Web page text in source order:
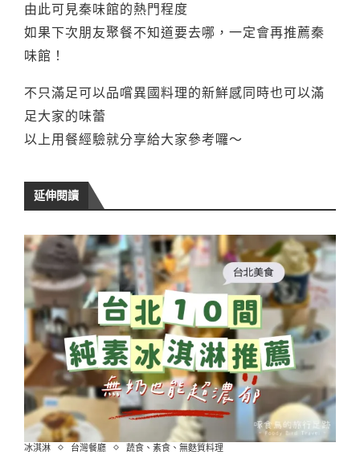
由此可見秦味館的熱門程度
如果下次朋友聚餐不知道要去哪，一定會再推薦秦
味館！
不只滿足可以品嚐異國料理的新鮮感同時也可以滿
足大家的味蕾
以上用餐經驗就分享給大家參考囉～
延伸閱讀
冰淇淋 台灣餐廳 蔬食、素食、無麩質料理